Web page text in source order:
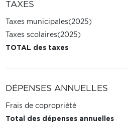
TAXES
Taxes municipales(2025)
Taxes scolaires(2025)
TOTAL des taxes
DÉPENSES ANNUELLES
Frais de copropriété
Total des dépenses annuelles